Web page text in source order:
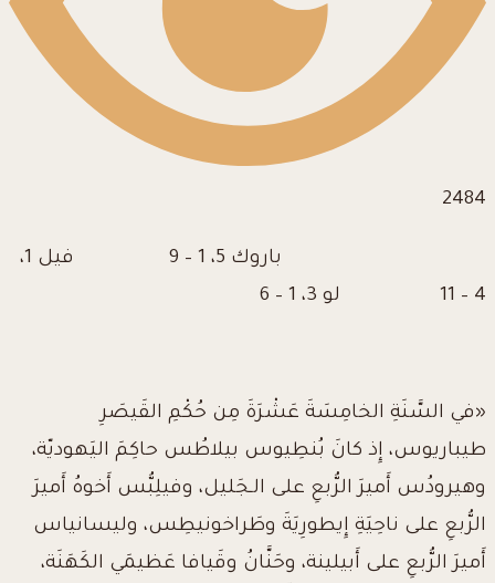
2484
باروك 5، 1 – 9 فيل 1،
4 – 11 لو 3، 1 – 6
«في السَّنَةِ الخامِسَةَ عَشْرَةَ مِن حُكْمِ القَيصَرِ
طيباريوس، إِذ كانَ بُنطِيوس بيلاطُس حاكِمَ اليَهوديّة،
وهيرودُس أَميرَ الرُّبعِ على الـجَليل، وفيلِبُّس أَخوهُ أَميرَ
الرُّبعِ على ناحِيَةِ إِيطورِيَةَ وطَراخونيطِس، وليسانياس
أَميرَ الرُّبعِ على أَبيلينة، وحَنَّانُ وقَيافا عَظيمَي الكَهَنَة،